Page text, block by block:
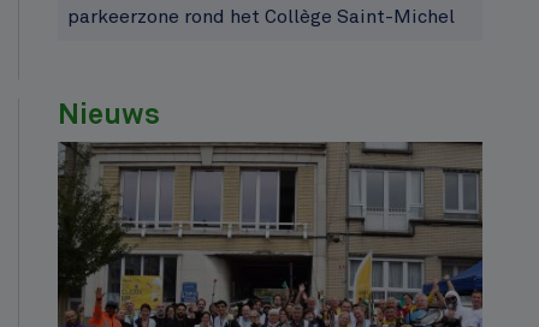
parkeerzone rond het Collège Saint-Michel
Nieuws